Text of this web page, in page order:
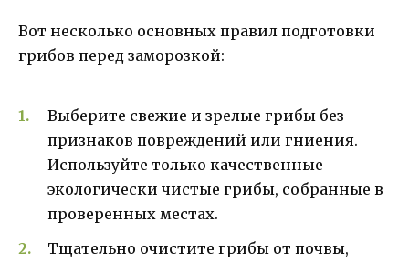
Вот несколько основных правил подготовки
грибов перед заморозкой:
Выберите свежие и зрелые грибы без
признаков повреждений или гниения.
Используйте только качественные
экологически чистые грибы, собранные в
проверенных местах.
Тщательно очистите грибы от почвы,